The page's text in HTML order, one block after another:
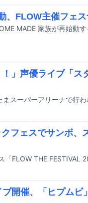
、FLOW主催フェ
MADE 家族が再始動す
！」声優ライブ「
フェスでサンボ、
開催、「ヒプムビ